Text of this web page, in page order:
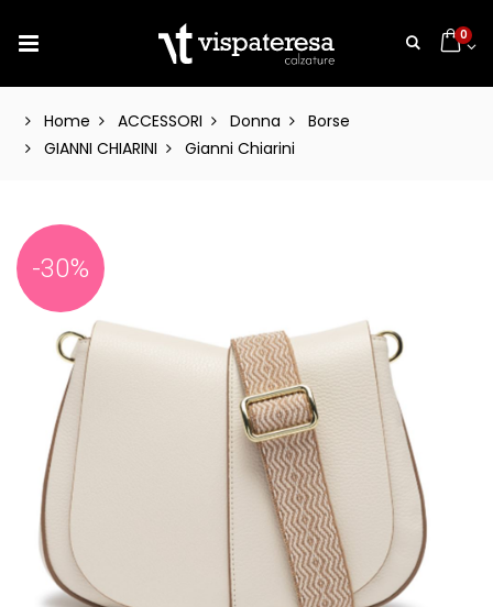
0
Home ACCESSORI Donna
Borse
GIANNI CHIARINI
Gianni Chiarini
-30%